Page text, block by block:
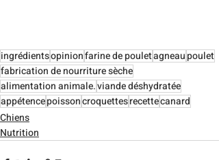
ingrédientsopinionfarine de pouletagneaupoulet
fabrication de nourriture sèche
alimentation animale.viande déshydratée
appétencepoissoncroquettesrecettecanard
Chiens
Nutrition